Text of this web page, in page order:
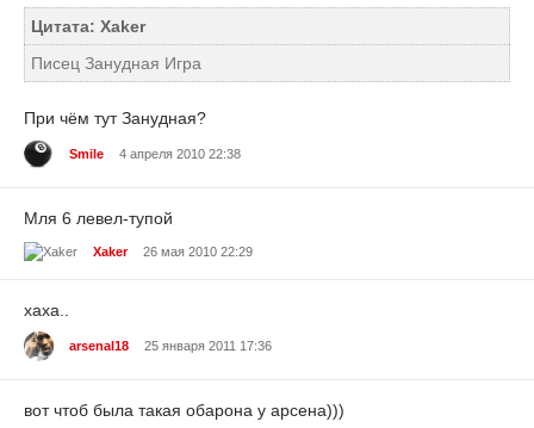
Цитата: Xaker
Писец Занудная Игра
При чём тут Занудная?
Smile 4 апреля 2010 22:38
Мля 6 левел-тупой
Xaker 26 мая 2010 22:29
хаха..
arsenal18 25 января 2011 17:36
вот чтоб была такая обарона у арсена)))